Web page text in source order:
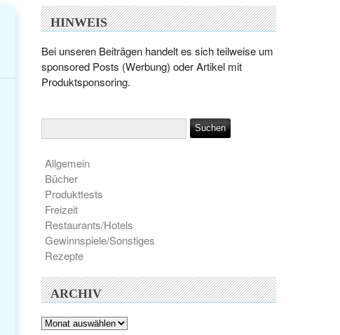
HINWEIS
Bei unseren Beiträgen handelt es sich teilweise um
sponsored Posts (Werbung) oder Artikel mit
Produktsponsoring.
Allgemein
Bücher
Produkttests
Freizeit
Restaurants/Hotels
Gewinnspiele/Sonstiges
Rezepte
ARCHIV
Archiv